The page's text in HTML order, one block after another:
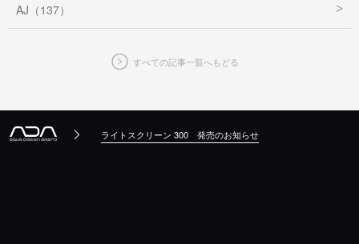
AJ（137）
すべての記事一覧へもどる
ライトスクリーン 300 発売のお知らせ